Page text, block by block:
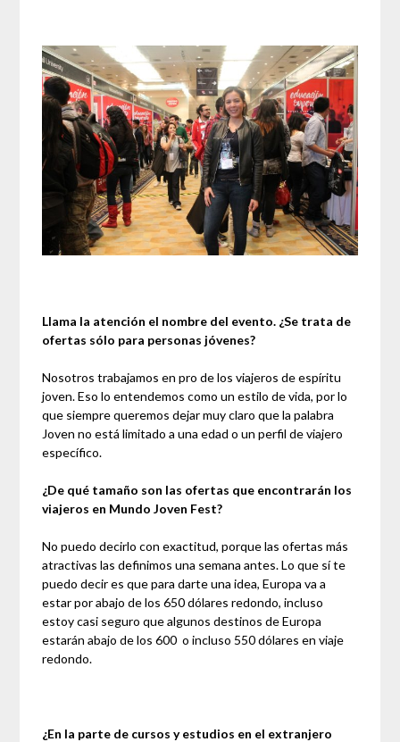
Llama la atención el nombre del evento. ¿Se trata de
ofertas sólo para personas jóvenes?
Nosotros trabajamos en pro de los viajeros de espíritu
joven. Eso lo entendemos como un estilo de vida, por lo
que siempre queremos dejar muy claro que la palabra
Joven no está limitado a una edad o un perfil de viajero
específico.
¿De qué tamaño son las ofertas que encontrarán los
viajeros en Mundo Joven Fest?
No puedo decirlo con exactitud, porque las ofertas más
atractivas las definimos una semana antes. Lo que sí te
puedo decir es que para darte una idea, Europa va a
estar por abajo de los 650 dólares redondo, incluso
estoy casi seguro que algunos destinos de Europa
estarán abajo de los 600 o incluso 550 dólares en viaje
redondo.
¿En la parte de cursos y estudios en el extranjero